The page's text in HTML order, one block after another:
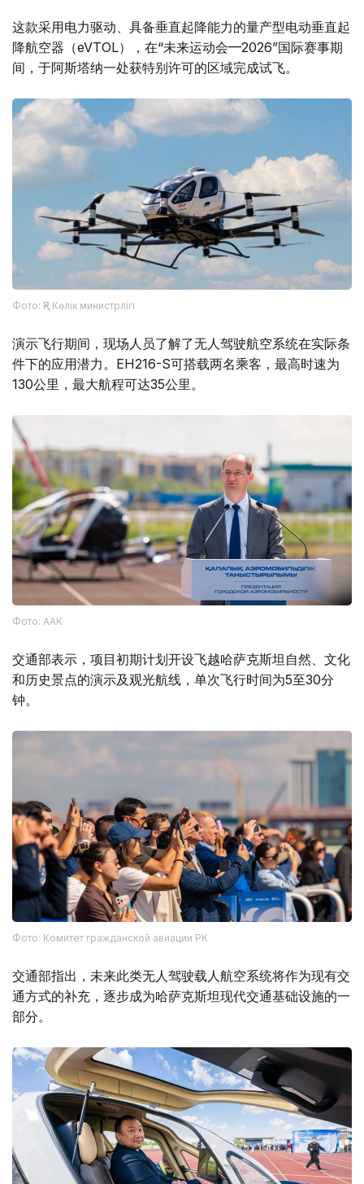
这款采用电力驱动、具备垂直起降能力的量产型电动垂直起
降航空器（eVTOL），在“未来运动会—2026”国际赛事期
间，于阿斯塔纳一处获特别许可的区域完成试飞。
Фото: ҚР Көлік министрлігі
演示飞行期间，现场人员了解了无人驾驶航空系统在实际条
件下的应用潜力。EH216-S可搭载两名乘客，最高时速为
130公里，最大航程可达35公里。
Фото: ААК
交通部表示，项目初期计划开设飞越哈萨克斯坦自然、文化
和历史景点的演示及观光航线，单次飞行时间为5至30分
钟。
Фото: Комитет гражданской авиации РК
交通部指出，未来此类无人驾驶载人航空系统将作为现有交
通方式的补充，逐步成为哈萨克斯坦现代交通基础设施的一
部分。